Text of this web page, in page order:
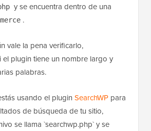
y se encuentra dentro de una
.
vale la pena verificarlo,
el plugin tiene un nombre largo y
palabras.
usando el plugin SearchWP para
de búsqueda de tu sitio,
se llama `searchwp.php` y se